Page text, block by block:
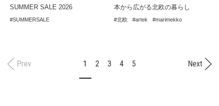
SUMMER SALE 2026
SUMMERSALE
本から広がる北欧の暮らし
北欧 artek marimekko
Prev 1 2 3 4 5 Next